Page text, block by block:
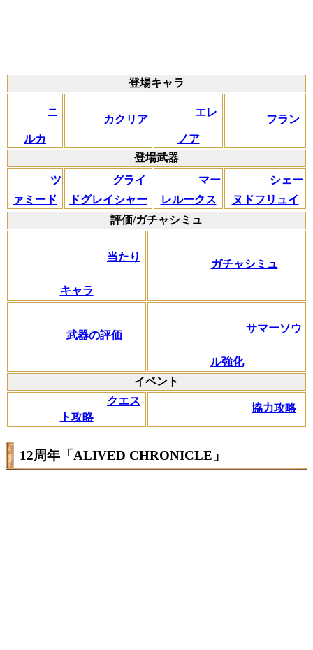
登場キャラ
ニ
ルカ
カクリア
エレ
ノア
フラン
登場武器
ツ
ァミード
グライ
ドグレイシャー
マー
レルークス
シェー
ヌドフリュイ
評価/ガチャシミュ
当たり
キャラ
ガチャシミュ
武器の評価
サマーソウ
ル強化
イベント
クエス
ト攻略
協力攻略
12周年「ALIVED CHRONICLE」